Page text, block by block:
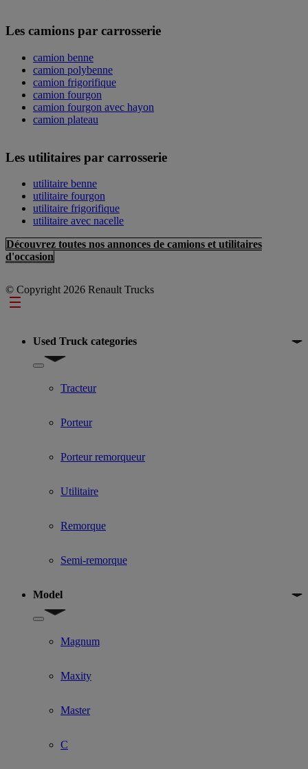
Les camions par carrosserie
camion benne
camion polybenne
camion frigorifique
camion fourgon
camion fourgon avec hayon
camion plateau
Les utilitaires par carrosserie
utilitaire benne
utilitaire fourgon
utilitaire frigorifique
utilitaire avec nacelle
Découvrez toutes nos annonces de camions et utilitaires
d'occasion
© Copyright 2026 Renault Trucks
Footer
Used Truck categories
Show submenu for Used Truck categories
Tracteur
Porteur
Porteur remorqueur
Utilitaire
Remorque
Semi-remorque
Model
Show submenu for Model
Magnum
Maxity
Master
C